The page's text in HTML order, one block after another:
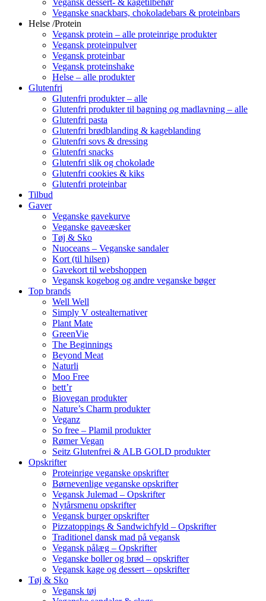
Veganske snackbars, chokoladebars & proteinbars
Helse /Protein
Vegansk protein – alle proteinrige produkter
Vegansk proteinpulver
Vegansk proteinbar
Vegansk proteinshake
Helse – alle produkter
Glutenfri
Glutenfri produkter – alle
Glutenfri produkter til bagning og madlavning – alle
Glutenfri pasta
Glutenfri brødblanding & kageblanding
Glutenfri sovs & dressing
Glutenfri snacks
Glutenfri slik og chokolade
Glutenfri cookies & kiks
Glutenfri proteinbar
Tilbud
Gaver
Veganske gavekurve
Veganske gaveæsker
Tøj & Sko
Nuoceans – Veganske sandaler
Kort (til hilsen)
Gavekort til webshoppen
Vegansk kogebog og andre veganske bøger
Top brands
Well Well
Simply V ostealternativer
Plant Mate
GreenVie
The Beginnings
Beyond Meat
Naturli
Moo Free
bett’r
Biovegan produkter
Nature’s Charm produkter
Veganz
So free – Plamil produkter
Rømer Vegan
Seitz Glutenfrei & ALB GOLD produkter
Opskrifter
Proteinrige veganske opskrifter
Børnevenlige veganske opskrifter
Vegansk Julemad – Opskrifter
Nytårsmenu opskrifter
Vegansk burger opskrifter
Pizzatoppings & Sandwichfyld – Opskrifter
Traditionel dansk mad på vegansk
Vegansk pålæg – Opskrifter
Veganske boller og brød – opskrifter
Vegansk kage og dessert – opskrifter
Tøj & Sko
Vegansk tøj